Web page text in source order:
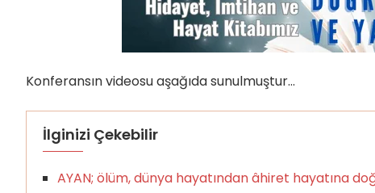
Konferansın videosu aşağıda sunulmuştur…
İlginizi Çekebilir
AYAN; ölüm, dünya hayatından âhiret hayatına